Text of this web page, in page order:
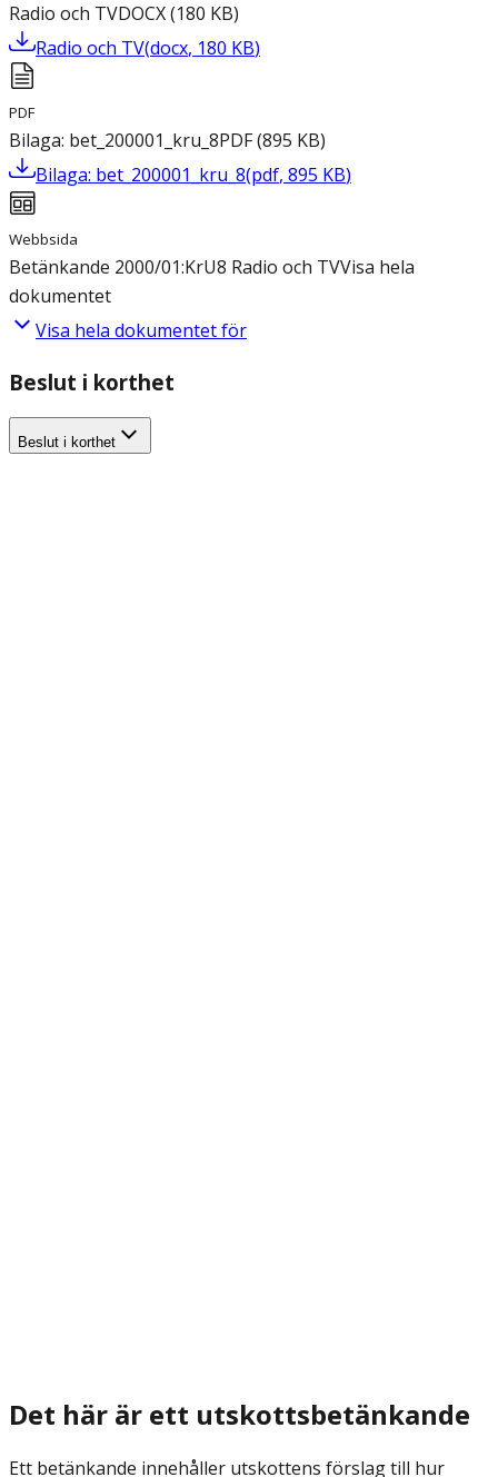
Radio och TVDOCX(180 KB)
Radio och TV(docx, 180 KB)
PDF
Bilaga: bet_200001_kru_8PDF(895 KB)
Bilaga: bet_200001_kru_8(pdf, 895 KB)
Webbsida
Betänkande 2000/01:KrU8 Radio och TVVisa hela
dokumentet
Visa hela dokumentet för
Beslut i korthet
Beslut i korthet
Det här är ett utskottsbetänkande
Ett betänkande innehåller utskottens förslag till hur